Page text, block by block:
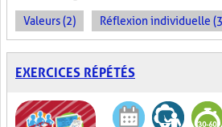
Valeurs (2) Réflexion individuelle
EXERCICES RÉPÉTÉS